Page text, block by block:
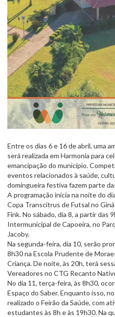
Entre os dias 6 e 16 de abril, uma
será realizada em Harmonia para
emancipação do município.
eventos relacionados à saúde,
domingueira festiva fazem parte
A programação inicia na noite do
Copa Transcitrus de Futsal no
Fink. No sábado, dia 8, a partir das
Intermunicipal de Capoeira, no
Jacoby.
Na segunda-feira, dia 10, serão
8h30 na Escola Prudente de
Criança. De noite, às 20h, terá
Vereadores no CTG Recanto
No dia 11, terça-feira, às 8h30,
Espaço do Saber. Enquanto isso,
realizado o Feirão da Saúde, com
estudantes às 8h e às 19h30. Na